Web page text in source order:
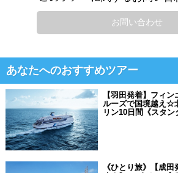
お問い合わせ
あなたへのおすすめツアー
【羽田発着】フィ
ルーズで国境越え☆
リン10日間《スタ
《ひとり旅》【成